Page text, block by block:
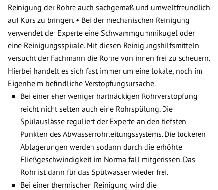
Reinigung der Rohre auch sachgemäß und umweltfreundlich
auf Kurs zu bringen. • Bei der mechanischen Reinigung
verwendet der Experte eine Schwammgummikugel oder
eine Reinigungsspirale. Mit diesen Reinigungshilfsmitteln
versucht der Fachmann die Rohre von innen frei zu scheuern.
Hierbei handelt es sich fast immer um eine lokale, noch im
Eigenheim befindliche Verstopfungsursache.
Bei einer eher weniger hartnäckigen Rohrverstopfung
reicht nicht selten auch eine Rohrspülung. Die
Spülauslässe reguliert der Experte an den tiefsten
Punkten des Abwasserrohrleitungssystems. Die lockeren
Ablagerungen werden sodann durch die erhöhte
Fließgeschwindigkeit im Normalfall mitgerissen. Das
Rohr ist dann für das Spülwasser wieder frei.
Bei einer thermischen Reinigung wird die